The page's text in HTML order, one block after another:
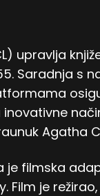
upravlja
Saradnja s
Agatha
je filmska
Film je